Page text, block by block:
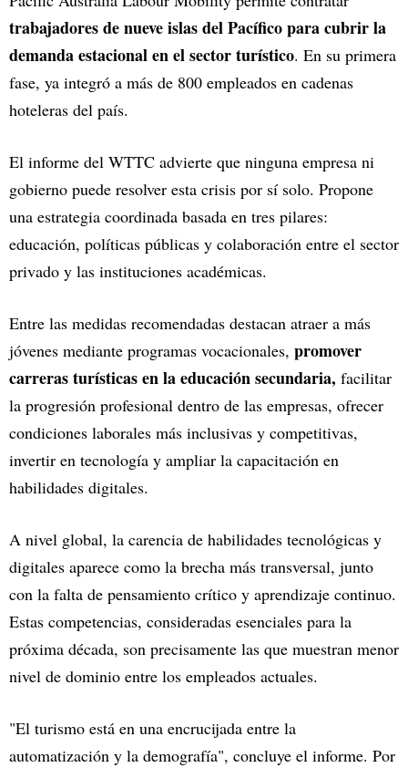
trabajadores de nueve islas del Pacífico para cubrir la
demanda estacional en el sector turístico. En su primera
fase, ya integró a más de 800 empleados en cadenas
hoteleras del país.
El informe del WTTC advierte que ninguna empresa ni
gobierno puede resolver esta crisis por sí solo. Propone
una estrategia coordinada basada en tres pilares:
educación, políticas públicas y colaboración entre el sector
privado y las instituciones académicas.
Entre las medidas recomendadas destacan atraer a más
jóvenes mediante programas vocacionales, promover
carreras turísticas en la educación secundaria, facilitar
la progresión profesional dentro de las empresas, ofrecer
condiciones laborales más inclusivas y competitivas,
invertir en tecnología y ampliar la capacitación en
habilidades digitales.
A nivel global, la carencia de habilidades tecnológicas y
digitales aparece como la brecha más transversal, junto
con la falta de pensamiento crítico y aprendizaje continuo.
Estas competencias, consideradas esenciales para la
próxima década, son precisamente las que muestran menor
nivel de dominio entre los empleados actuales.
"El turismo está en una encrucijada entre la
automatización y la demografía", concluye el informe. Por